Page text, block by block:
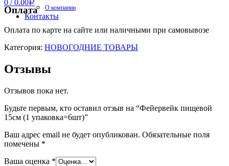
0 / 0.00Р
О компании
Контакты
Оплата
Оплата по карте на сайте или наличными при самовывозе
Категория: НОВОГОДНИЕ ТОВАРЫ
Отзывы
Отзывов пока нет.
Будьте первым, кто оставил отзыв на “Фейервейк пищевой
15см (1 упаковка=6шт)”
Ваш адрес email не будет опубликован. Обязательные поля
помечены *
Ваша оценка *